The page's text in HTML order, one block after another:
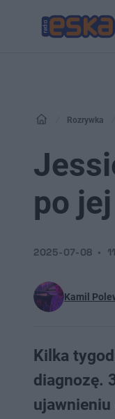
Rozrywka
po
Kamil
2025-07-08
Kilka
diagnozę.
ujawnieniu